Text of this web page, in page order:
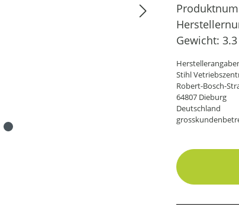
Gewicht:
Stihl
Robert-Bosch-
64807 Dieburg
Deutschland